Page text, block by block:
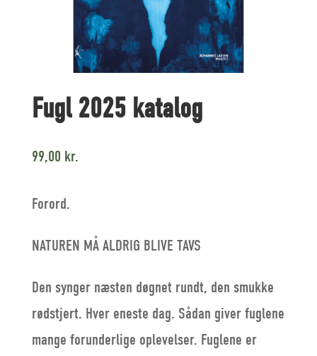
Fugl 2025 katalog
99,00 kr.
Forord.
NATUREN MÅ ALDRIG BLIVE TAVS
Den synger næsten døgnet rundt, den smukke
rødstjert. Hver eneste dag. Sådan giver fuglene
mange forunderlige oplevelser. Fuglene er